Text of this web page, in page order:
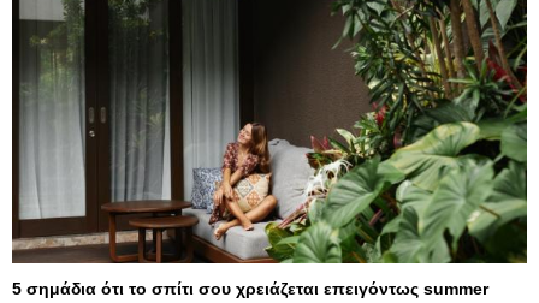
5 σημάδια ότι το σπίτι σου χρειάζεται επειγόντως summer